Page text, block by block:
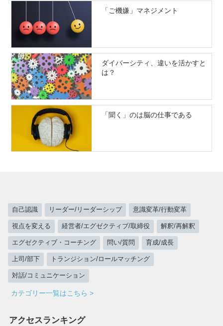
「ご機嫌」マネジメント
ダイバーシティ、違いを活かすと
は？
「聞く」のは脳の仕事である
自己認識 リーダー/リーダーシップ 意識変革/行動変革
視点を変える 経営者/エグゼクティブ/取締役 解釈/再解釈
エグゼクティブ・コーチング 問い/質問 育成/成長
上司/部下 トランジション/ロールマッチング
対話/コミュニケーション
カテゴリー一覧はこちら >
アクセスランキング